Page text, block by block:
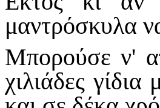
μαντρόσκυλα
Μπορούσε ν'
χιλιάδες